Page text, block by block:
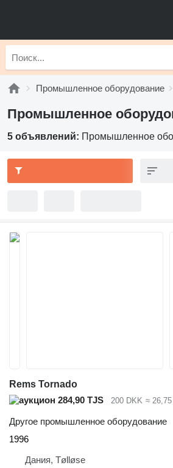
Промышленное оборудование
Промышленное
5 объявлений: Промышленное
Rems Tornado
284,90 TJS
200 DKK ≈
Другое промышленное оборудование
1996
Дания, Tølløse